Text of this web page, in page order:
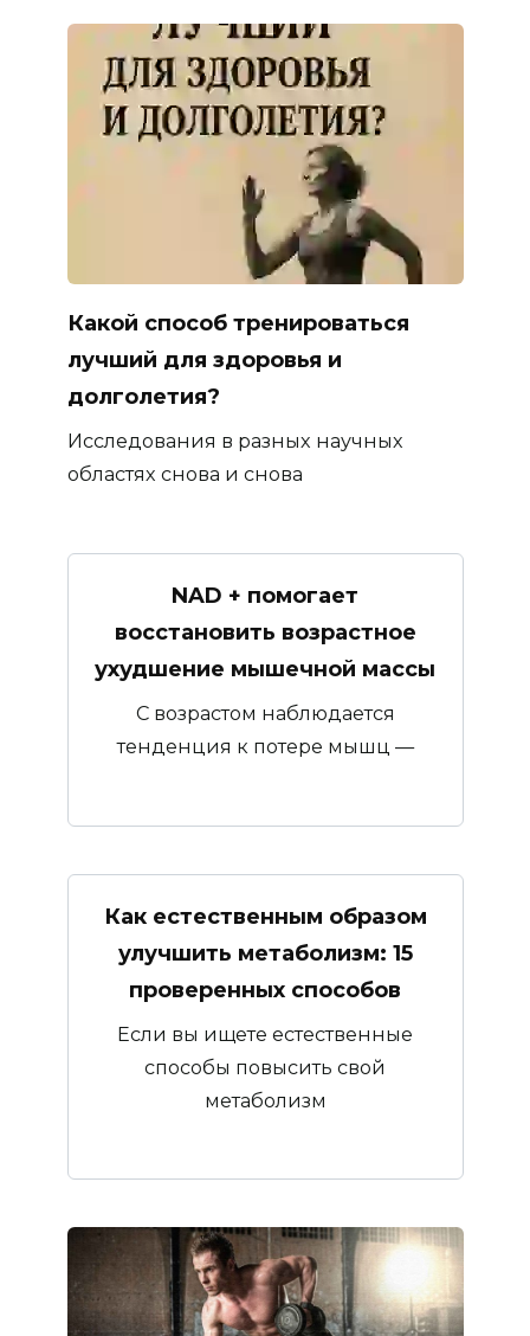
Какой способ тренироваться
лучший для здоровья и
долголетия?
Исследования в разных научных
областях снова и снова
NAD + помогает
восстановить возрастное
ухудшение мышечной массы
С возрастом наблюдается
тенденция к потере мышц —
Как естественным образом
улучшить метаболизм: 15
проверенных способов
Если вы ищете естественные
способы повысить свой
метаболизм